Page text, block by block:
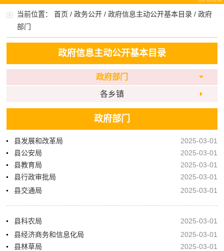
当前位置：首页 /政务公开 /政府信息主动公开基本目录 /政府
部门
政府信息主动公开基本目录
政府部门
各乡镇
政府部门
县发展和改革局
2025-03-01
县公安局
2025-03-01
县教育局
2025-03-01
县行政审批局
2025-03-01
县交通局
2025-03-01
县科农局
2025-03-01
县经济商务和信息化局
2025-03-01
县林草局
2025-03-01